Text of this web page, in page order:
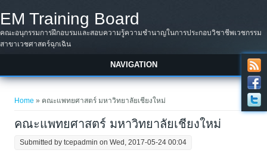
EM Training Board
คณะอนุกรรมการฝึกอบรมและสอบความรู้ความชำนาญในการประกอบวิชาชีพเวชกรรม
สาขาเวชศาสตร์ฉุกเฉิน
NAVIGATION
Home » คณะแพทยศาสตร์ มหาวิทยาลัยเชียงใหม่
คณะแพทยศาสตร์ มหาวิทยาลัยเชียงใหม่
Submitted bytcepadmin on Wed, 2017-05-24 00:04